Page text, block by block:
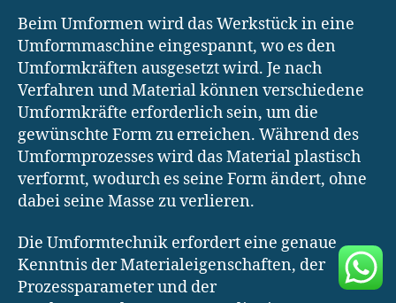
Beim Umformen wird das Werkstück in eine
Umformmaschine eingespannt, wo es den
Umformkräften ausgesetzt wird. Je nach
Verfahren und Material können verschiedene
Umformkräfte erforderlich sein, um die
gewünschte Form zu erreichen. Während des
Umformprozesses wird das Material plastisch
verformt, wodurch es seine Form ändert, ohne
dabei seine Masse zu verlieren.
Die Umformtechnik erfordert eine genaue
Kenntnis der Materialeigenschaften, der
Prozessparameter und der